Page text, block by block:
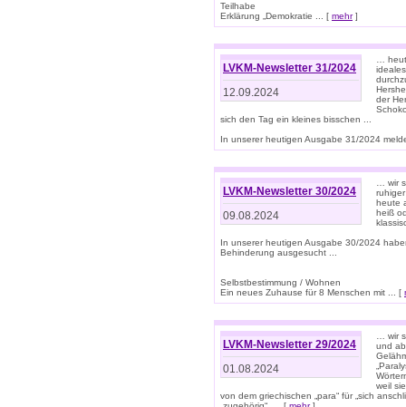
Teilhabe
Erklärung „Demokratie ... [ mehr]
LVKM-Newsletter 31/2024
12.09.2024
…
der
sich den Tag ein kleines bisschen ...
In unserer heutigen Ausgabe 31/2024
LVKM-Newsletter 30/2024
09.08.2024
… wir
heute
heiß
In unserer heutigen Ausgabe 30/2024
Behinderung ausgesucht ...
Selbstbestimmung / Wohnen
Ein neues Zuhause für 8 Menschen mit ... [
LVKM-Newsletter 29/2024
01.08.2024
… wir
und
weil
von dem griechischen „para“ für „sich